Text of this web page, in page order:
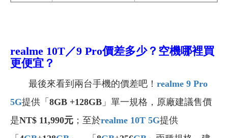
realme 10T／9 Pro價差多少？空機哪裡買
更便宜？
最後來看到兩台手機的價差吧！ realme 9 Pro
5G提供「 8GB +128GB 」單一規格，原廠建議售價
是NT$ 11,990元 ；至於realme 10T 5G提供